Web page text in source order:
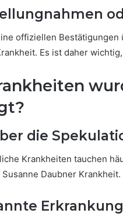
offiziellen
Es ist daher
die
Krankheiten tauchen
Daubner Krankheit.